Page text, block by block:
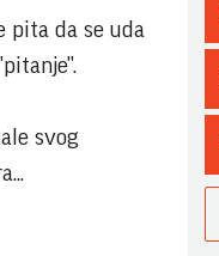
pita da se uda
svog